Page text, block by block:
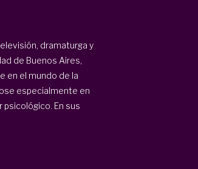
dramaturga y
de Buenos Aires,
en el mundo de la
especialmente en
En sus